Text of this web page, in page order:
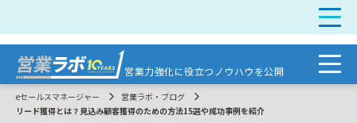
営業力強化に役立つノウハウを公開
eセールスマネージャー
営業ラボ・ブログ
リード獲得とは？見込み顧客獲得のための方法15選や成功事例を紹介